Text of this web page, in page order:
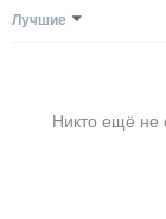
Лучшие
Никто ещё не